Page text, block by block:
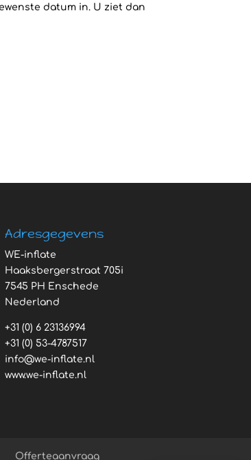
datum in. U ziet dan
Adresgegevens
WE-inflate
Haaksbergerstraat 705i
7545 PH Enschede
Nederland
+31 (0) 6 23136994
+31 (0) 53-4787517
info@we-inflate.nl
www.we-inflate.nl
Offerteaanvraag